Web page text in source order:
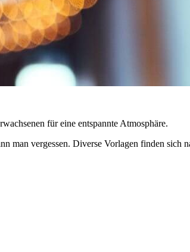
für eine entspannte Atmosphäre.
man vergessen. Diverse Vorlagen finden sich